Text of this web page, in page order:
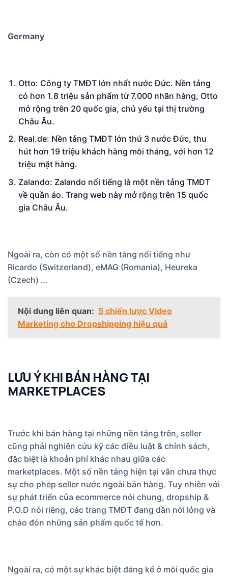
Germany
Otto: Công ty TMĐT lớn nhất nước Đức. Nền tảng
có hơn 1.8 triệu sản phẩm từ 7.000 nhãn hàng, Otto
mở rộng trên 20 quốc gia, chủ yếu tại thị trường
Châu Âu.
Real.de: Nền tảng TMĐT lớn thứ 3 nước Đức, thu
hút hơn 19 triệu khách hàng mỗi tháng, với hơn 12
triệu mặt hàng.
Zalando: Zalando nổi tiếng là một nền tảng TMĐT
về quần áo. Trang web này mở rộng trên 15 quốc
gia Châu Âu.
Ngoài ra, còn có một số nền tảng nổi tiếng như
Ricardo (Switzerland), eMAG (Romania), Heureka
(Czech) …
Nội dung liên quan: 5 chiến lược Video
Marketing cho Dropshipping hiệu quả
LƯU Ý KHI BÁN HÀNG TẠI
MARKETPLACES
Trước khi bán hàng tại những nền tảng trên, seller
cũng phải nghiên cứu kỹ các điều luật & chính sách,
đặc biệt là khoản phí khác nhau giữa các
marketplaces. Một số nền tảng hiện tại vẫn chưa thực
sự cho phép seller nước ngoài bán hàng. Tuy nhiên với
sự phát triển của ecommerce nói chung, dropship &
P.O.D nói riêng, các trang TMĐT đang dần nới lỏng và
chào đón những sản phẩm quốc tế hơn.
Ngoài ra, có một sự khác biệt đáng kể ở mỗi quốc gia